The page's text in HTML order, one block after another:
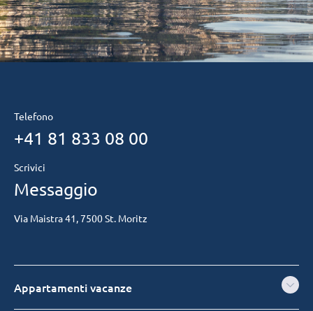
Telefono
+41 81 833 08 00
Scrivici
Messaggio
Via Maistra 41, 7500 St. Moritz
Appartamenti vacanze